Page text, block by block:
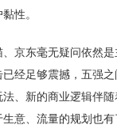
性。
京东毫无疑问依然
经足够震撼，五强
、新的商业逻辑伴
意、流量的规划也有